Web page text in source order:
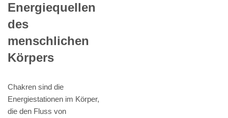
Energiequellen
des
menschlichen
Körpers
Chakren sind die
Energiestationen im Körper,
die den Fluss von